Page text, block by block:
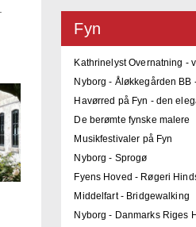
Fyn
Kathrinelyst Overnatning -
Nyborg - Åløkkegården
Havørred på Fyn - den
De berømte fynske malere
Musikfestivaler på Fyn
Nyborg - Sprogø
Fyens Hoved - Røgeri
Middelfart - Bridgewalking
Nyborg - Danmarks Riges